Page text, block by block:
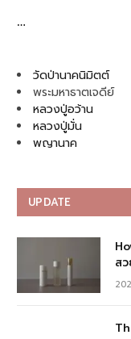
…
วัดป่านาคนิมิตต์
พระมหาธาตเจดีย์
หลวงปู่อว้าน
หลวงปู่มั่น
พญานาค
UPDATE
ส